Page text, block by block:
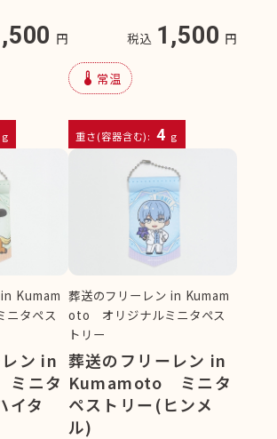
円
g
税込 1,500 円
device_thermostat 常温
重さ(容器含む): 4 g
Kumam
タペス
ン in
ニタ
イタ
葬送のフリーレン in Kumam
oto オリジナルミニタペス
トリー
葬送のフリーレン in
Kumamoto ミニタ
ペストリー(ヒンメ
ル)